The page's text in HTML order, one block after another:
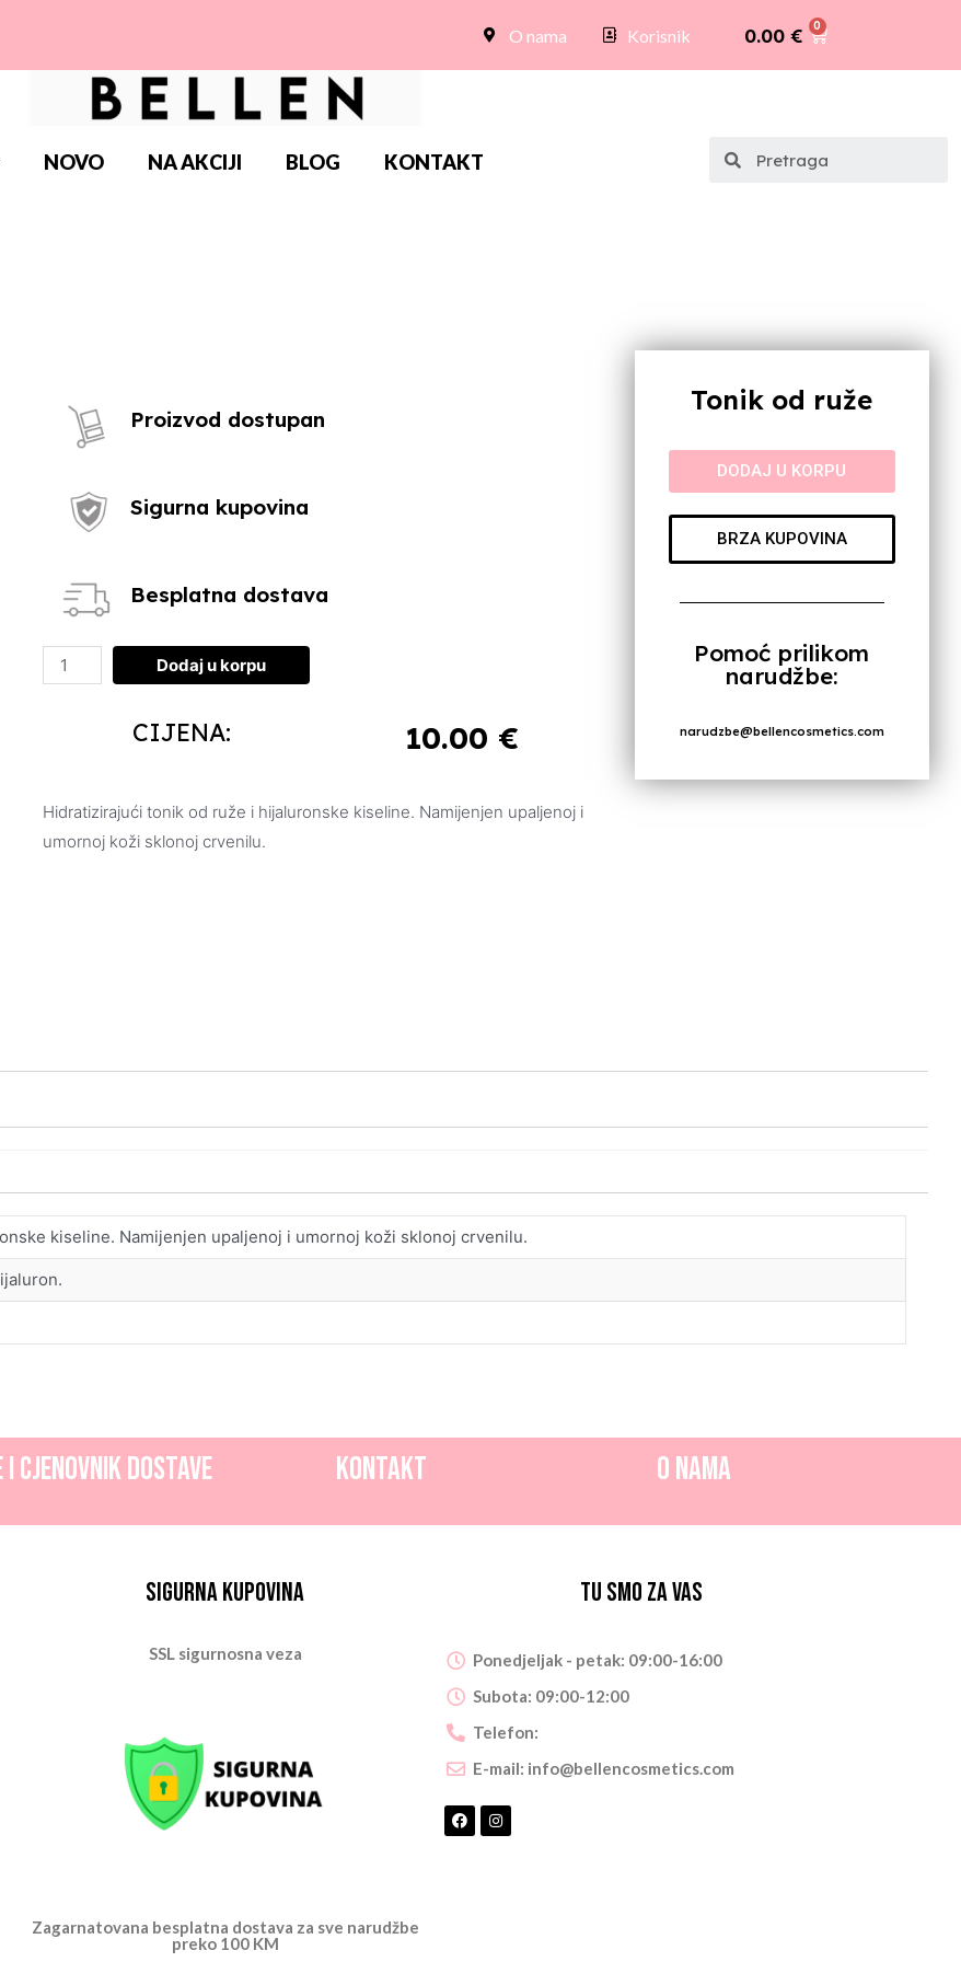
O nama Korisnik 0.00 €
NOVO NA AKCIJI BLOG KONTAKT
Proizvod dostupan
Sigurna kupovina
Besplatna dostava
Dodaj u korpu
CIJENA: 10.00 €
Hidratizirajući tonik od ruže i hijaluronske kiseline. Namijenjen upaljenoj i
umornoj koži sklonoj crvenilu.
Tonik od ruže
DODAJ U KORPU
BRZA KUPOVINA
Pomoć prilikom
narudžbe:
narudzbe@bellencosmetics.com
kiseline. Namijenjen upaljenoj i umornoj koži sklonoj crvenilu.
CJENOVNIK dostave Kontakt O nama
Sigurna kupovina Tu smo za vas
SSL sigurnosna veza
Zagarnatovana besplatna dostava za sve narudžbe
preko 100 KM
Ponedjeljak - petak: 09:00-16:00
Subota: 09:00-12:00
Telefon:
E-mail: info@bellencosmetics.com